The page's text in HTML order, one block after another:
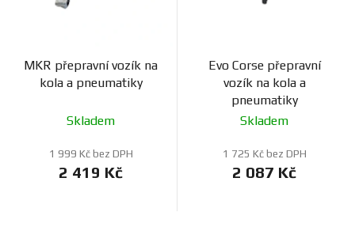
MKR přepravní vozík na
kola a pneumatiky
Skladem
1 999 Kč bez DPH
2 419 Kč
Evo Corse přepravní
vozík na kola a
pneumatiky
Skladem
1 725 Kč bez DPH
2 087 Kč